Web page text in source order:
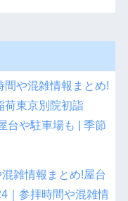
間や混雑情報まとめ!
荷東京別院初詣
台や駐車場も | 季節
雑情報まとめ!屋台
｜参拝時間や混雑情